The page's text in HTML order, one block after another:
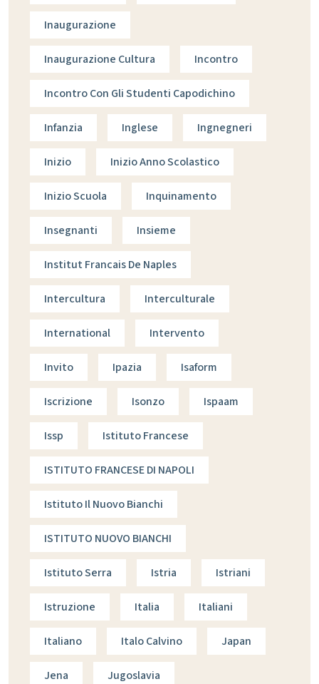
Inaugurazione
Inaugurazione Cultura Incontro
Incontro Con Gli Studenti Capodichino
Infanzia Inglese Ingnegneri
Inizio Inizio Anno Scolastico
Inizio Scuola Inquinamento
Insegnanti Insieme
Institut Francais De Naples
Intercultura Interculturale
International Intervento
Invito Ipazia Isaform
Iscrizione Isonzo Ispaam
Issp Istituto Francese
ISTITUTO FRANCESE DI NAPOLI
Istituto Il Nuovo Bianchi
ISTITUTO NUOVO BIANCHI
Istituto Serra Istria Istriani
Istruzione Italia Italiani
Italiano Italo Calvino Japan
Jena Jugoslavia